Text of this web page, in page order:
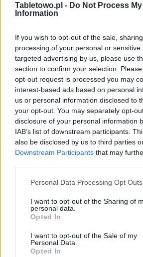
Tabletowo.pl - Do Not Process
Information
If you wish to opt-out of the sale,
processing of your personal or
targeted advertising by us, please use
section to confirm your selection.
opt-out request is processed you may
interest-based ads based on personal
us or personal information disclosed to
your opt-out. You may separately opt-
disclosure of your personal information
IAB’s list of downstream participants.
also be disclosed by us to third parties
Downstream Participants that may
Please note that this website/app uses
not limited to your visit or usage
grant or deny consent to Google and its
use your data for below specified
consent section.
Personal Data Processing Opt Outs
I want to opt-out of the Sharing of
personal data.
Opted In
I want to opt-out of the Sale of my
Personal Data.
Opted In